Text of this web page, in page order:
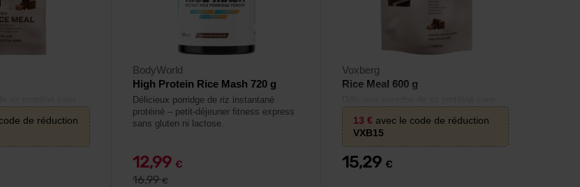
de réduction
BodyWorld
High Protein Rice Mash 720 g
Délicieux porridge de riz instantané
protéiné – petit-déjeuner fitness express
sans gluten ni lactose.
12,99 €
16,99€
Voxberg
Rice Meal 600 g
sucre ajouté.
13 € avec le code de réduction
VXB15
15,29 €